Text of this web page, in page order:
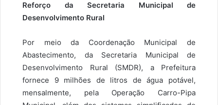
Reforço da Secretaria Municipal de
Desenvolvimento Rural
Por meio da Coordenação Municipal de
Abastecimento, da Secretaria Municipal de
Desenvolvimento Rural (SMDR), a Prefeitura
fornece 9 milhões de litros de água potável,
mensalmente, pela Operação Carro-Pipa